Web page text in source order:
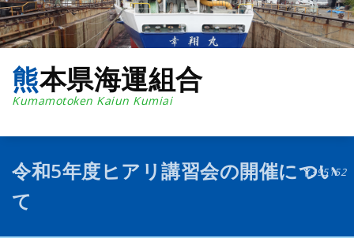
コ
ン
テ
ッ
熊本県海運組合
Kumamotoken Kaiun Kumiai
395152
令和5年度ヒアリ講習会の開催につい
て